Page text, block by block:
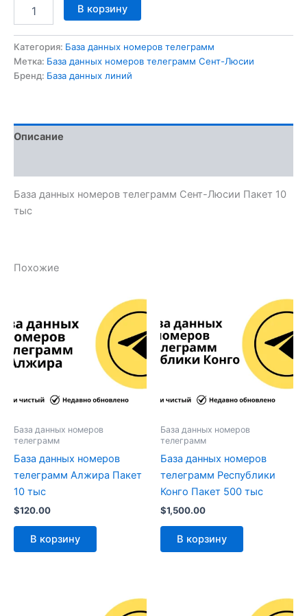
В корзину
Категория: База данных номеров телеграмм
Метка: База данных номеров телеграмм Сент-Люсии
Бренд: База данных линий
Описание
База данных номеров телеграмм Сент-Люсии Пакет 10
тыс
Похожие
База данных номеров
телеграмм
База данных номеров
телеграмм Алжира Пакет
10 тыс
$120.00
В корзину
База данных номеров
телеграмм
База данных номеров
телеграмм Республики
Конго Пакет 500 тыс
$1,500.00
В корзину